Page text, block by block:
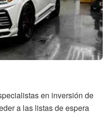
en inversión de
a las listas de espera